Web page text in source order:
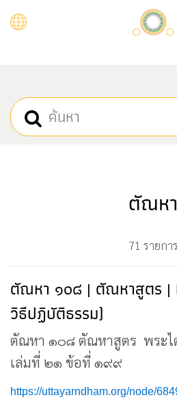
ตัณหา
71 รายการ
ตัณหา ๑๐๘ | ตัณหาสูตร |
วิธีปฏิบัติธรรม)
ตัณหา ๑๐๘ ตัณหาสูตร พระไ
เล่มที่ ๒๑ ข้อที่ ๑๙๙
https://uttayarndham.org/node/